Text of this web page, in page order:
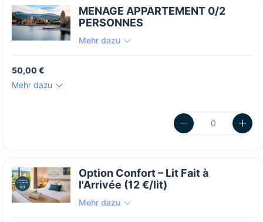
MENAGE APPARTEMENT 0/2
PERSONNES
Mehr dazu
50,00 €
Mehr dazu
Option Confort – Lit Fait à
l'Arrivée (12 €/lit)
Mehr dazu